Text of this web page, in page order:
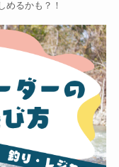
めるかも？！